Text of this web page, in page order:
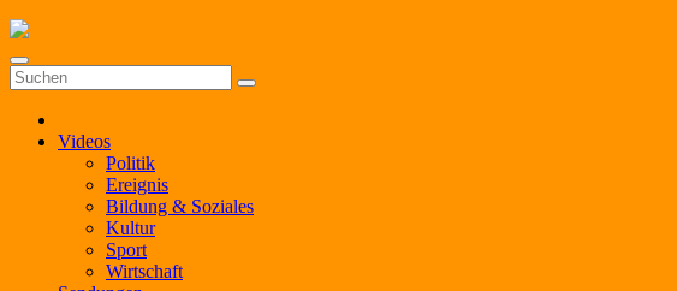
Zum
Inhalt
springen
Videos
Politik
Ereignis
Bildung & Soziales
Kultur
Sport
Wirtschaft